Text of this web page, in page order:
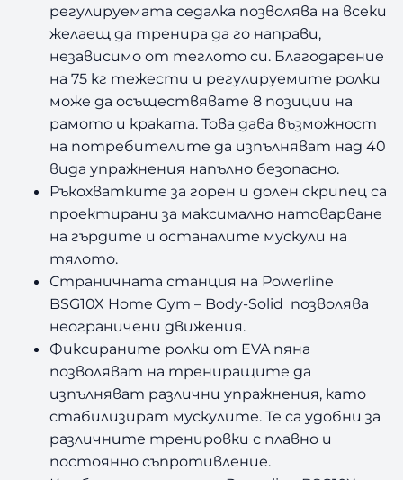
регулируемата седалка позволява на всеки
желаещ да тренира да го направи,
независимо от теглото си. Благодарение
на 75 кг тежести и регулируемите ролки
може да осъществявате 8 позиции на
рамото и краката. Това дава възможност
на потребителите да изпълняват над 40
вида упражнения напълно безопасно.
Ръкохватките за горен и долен скрипец са
проектирани за максимално натоварване
на гърдите и останалите мускули на
тялото.
Страничната станция на Powerline
BSG10X Home Gym – Body-Solid позволява
неограничени движения.
Фиксираните ролки от EVA пяна
позволяват на трениращите да
изпълняват различни упражнения, като
стабилизират мускулите. Те са удобни за
различните тренировки с плавно и
постоянно съпротивление.